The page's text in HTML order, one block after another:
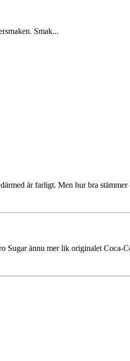
Smak...
är farligt. Men hur bra
Sugar ännu mer lik originalet